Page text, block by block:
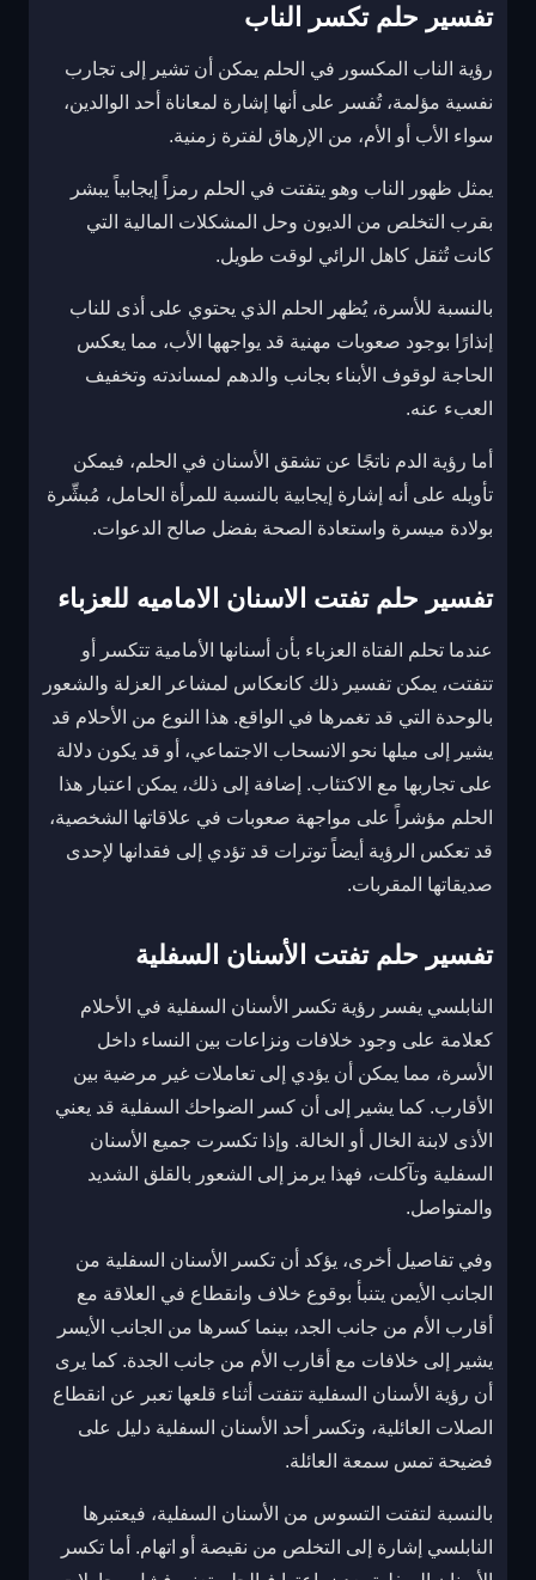
تفسير حلم تكسر الناب
رؤية الناب المكسور في الحلم يمكن أن تشير إلى تجارب
نفسية مؤلمة، تُفسر على أنها إشارة لمعاناة أحد الوالدين،
سواء الأب أو الأم، من الإرهاق لفترة زمنية.
يمثل ظهور الناب وهو يتفتت في الحلم رمزاً إيجابياً يبشر
بقرب التخلص من الديون وحل المشكلات المالية التي
كانت تُثقل كاهل الرائي لوقت طويل.
بالنسبة للأسرة، يُظهر الحلم الذي يحتوي على أذى للناب
إنذارًا بوجود صعوبات مهنية قد يواجهها الأب، مما يعكس
الحاجة لوقوف الأبناء بجانب والدهم لمساندته وتخفيف
العبء عنه.
أما رؤية الدم ناتجًا عن تشقق الأسنان في الحلم، فيمكن
تأويله على أنه إشارة إيجابية بالنسبة للمرأة الحامل، مُبشِّرة
بولادة ميسرة واستعادة الصحة بفضل صالح الدعوات.
تفسير حلم تفتت الاسنان الاماميه للعزباء
عندما تحلم الفتاة العزباء بأن أسنانها الأمامية تتكسر أو
تتفتت، يمكن تفسير ذلك كانعكاس لمشاعر العزلة والشعور
بالوحدة التي قد تغمرها في الواقع. هذا النوع من الأحلام قد
يشير إلى ميلها نحو الانسحاب الاجتماعي، أو قد يكون دلالة
على تجاربها مع الاكتئاب. إضافة إلى ذلك، يمكن اعتبار هذا
الحلم مؤشراً على مواجهة صعوبات في علاقاتها الشخصية،
قد تعكس الرؤية أيضاً توترات قد تؤدي إلى فقدانها لإحدى
صديقاتها المقربات.
تفسير حلم تفتت الأسنان السفلية
النابلسي يفسر رؤية تكسر الأسنان السفلية في الأحلام
كعلامة على وجود خلافات ونزاعات بين النساء داخل
الأسرة، مما يمكن أن يؤدي إلى تعاملات غير مرضية بين
الأقارب. كما يشير إلى أن كسر الضواحك السفلية قد يعني
الأذى لابنة الخال أو الخالة. وإذا تكسرت جميع الأسنان
السفلية وتآكلت، فهذا يرمز إلى الشعور بالقلق الشديد
والمتواصل.
وفي تفاصيل أخرى، يؤكد أن تكسر الأسنان السفلية من
الجانب الأيمن يتنبأ بوقوع خلاف وانقطاع في العلاقة مع
أقارب الأم من جانب الجد، بينما كسرها من الجانب الأيسر
يشير إلى خلافات مع أقارب الأم من جانب الجدة. كما يرى
أن رؤية الأسنان السفلية تتفتت أثناء قلعها تعبر عن انقطاع
الصلات العائلية، وتكسر أحد الأسنان السفلية دليل على
فضيحة تمس سمعة العائلة.
بالنسبة لتفتت التسوس من الأسنان السفلية، فيعتبرها
النابلسي إشارة إلى التخلص من نقيصة أو اتهام. أما تكسر